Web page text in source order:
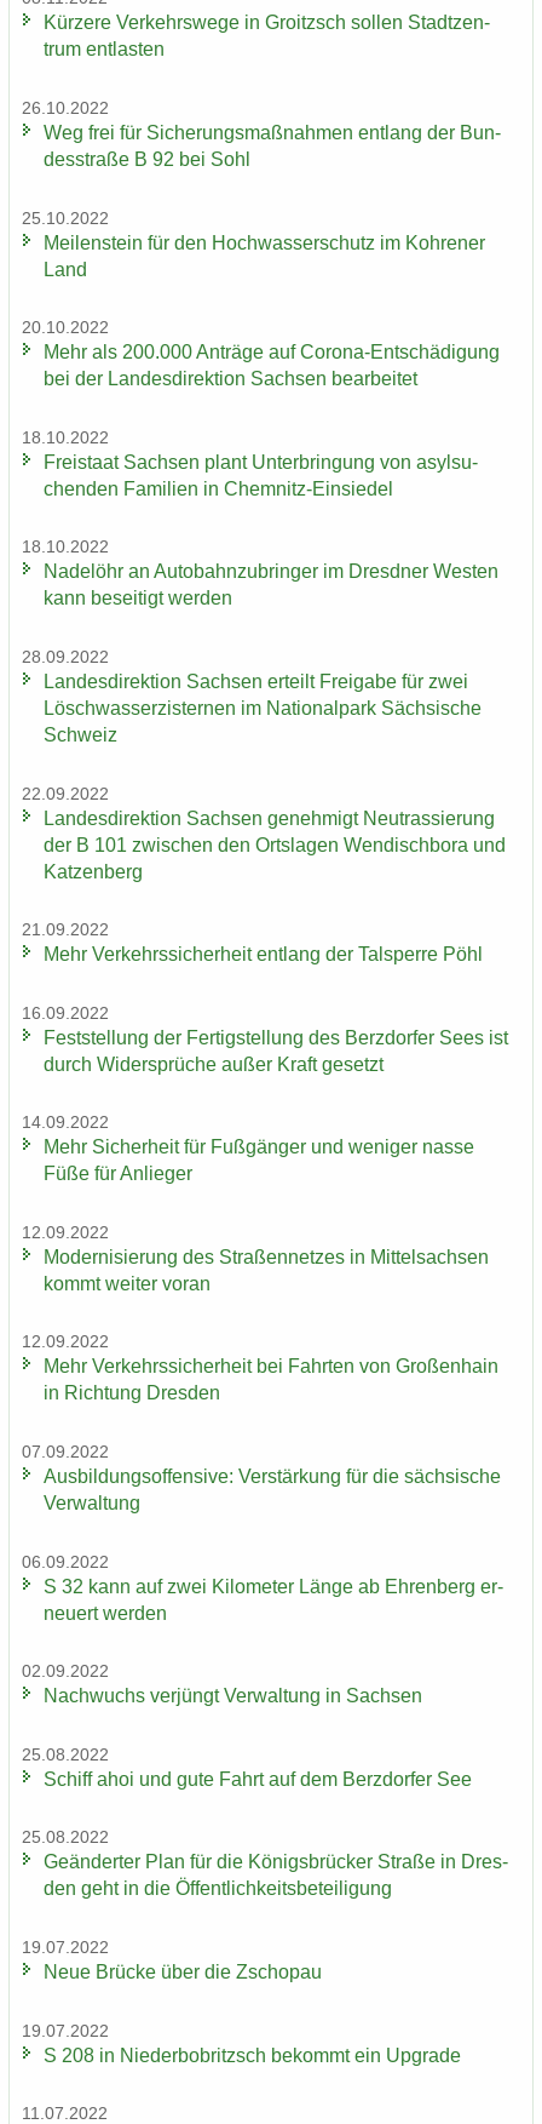
Kür­ze­re Ver­kehrs­we­ge in Groitzsch sol­len Stadt­zen­
trum ent­las­ten
26.10.2022
Weg frei für Si­che­rungs­maß­nah­men ent­lang der Bun­
des­stra­ße B 92 bei Sohl
25.10.2022
Mei­len­stein für den Hoch­was­ser­schutz im Koh­re­ner
Land
20.10.2022
Mehr als 200.000 An­trä­ge auf Corona-​Entschädigung
bei der Lan­des­di­rek­ti­on Sach­sen be­ar­bei­tet
18.10.2022
Frei­staat Sach­sen plant Un­ter­brin­gung von asyl­su­
chen­den Fa­mi­li­en in Chemnitz-​Einsiedel
18.10.2022
Na­del­öhr an Au­to­bahn­zu­brin­ger im Dresd­ner Wes­ten
kann be­sei­tigt wer­den
28.09.2022
Lan­des­di­rek­ti­on Sach­sen er­teilt Frei­ga­be für zwei
Lösch­wass­er­zis­ter­nen im Na­tio­nal­park Säch­si­sche
Schweiz
22.09.2022
Lan­des­di­rek­ti­on Sach­sen ge­neh­migt Neu­tras­sie­rung
der B 101 zwi­schen den Orts­la­gen Wen­disch­bo­ra und
Kat­zen­berg
21.09.2022
Mehr Ver­kehrs­si­cher­heit ent­lang der Tal­sper­re Pöhl
16.09.2022
Fest­stel­lung der Fer­tig­stel­lung des Berz­dor­fer Sees ist
durch Wi­der­sprü­che außer Kraft ge­setzt
14.09.2022
Mehr Si­cher­heit für Fuß­gän­ger und we­ni­ger nasse
Füße für An­lie­ger
12.09.2022
Mo­der­ni­sie­rung des Stra­ßen­net­zes in Mit­tel­sach­sen
kommt wei­ter voran
12.09.2022
Mehr Ver­kehrs­si­cher­heit bei Fahr­ten von Gro­ßen­hain
in Rich­tung Dres­den
07.09.2022
Aus­bil­dungs­of­fen­si­ve: Ver­stär­kung für die säch­si­sche
Ver­wal­tung
06.09.2022
S 32 kann auf zwei Ki­lo­me­ter Länge ab Eh­ren­berg er­
neu­ert wer­den
02.09.2022
Nach­wuchs ver­jüngt Ver­wal­tung in Sach­sen
25.08.2022
Schiff ahoi und gute Fahrt auf dem Berz­dor­fer See
25.08.2022
Ge­än­der­ter Plan für die Kö­nigs­brü­cker Stra­ße in Dres­
den geht in die Öf­fent­lich­keits­be­tei­li­gung
19.07.2022
Neue Brü­cke über die Zscho­pau
19.07.2022
S 208 in Nie­der­bobritzsch be­kommt ein Up­grade
11.07.2022